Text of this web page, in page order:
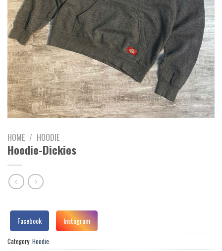
HOME / HOODIE
Hoodie-Dickies
Facebook Instagram
Category: Hoodie